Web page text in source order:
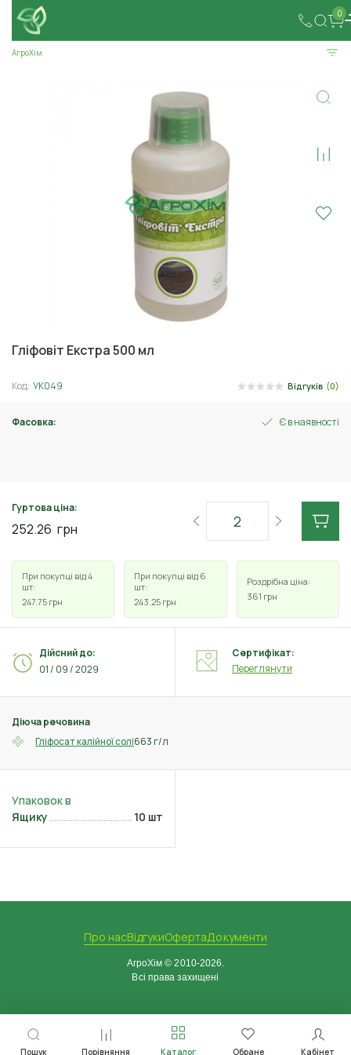
0
Пошук Порівняння Каталог Обране Кабінет
АгроХім
Гліфовіт Екстра 500 мл
Код: УК049 Відгуків (0)
Фасовка: Є в наявності
Гуртова ціна:
252.26 грн
При покупці від 4
шт:
247.75 грн
При покупці від 6
шт:
243.25 грн
Роздрібна ціна:
361 грн
Діюча речовина
Гліфосат калійної солі663 г/л
Дійсний до:
01 / 09 / 2029
Сертифікат:
Переглянути
Ящику 10 шт
Про насВідгукиОфертаДокументи
АгроХім © 2010-2026.
Всі права захищені